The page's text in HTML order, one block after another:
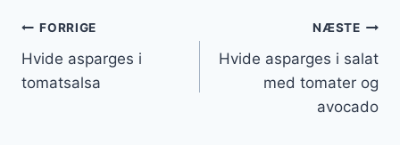
Indlægsnavigation
FORRIGE
Hvide asparges i
tomatsalsa
NÆSTE
Hvide asparges i salat
med tomater og
avocado